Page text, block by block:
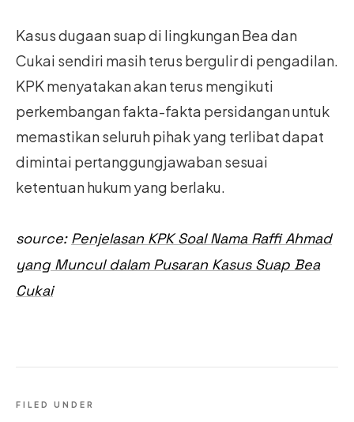
Kasus dugaan suap di lingkungan Bea dan
Cukai sendiri masih terus bergulir di pengadilan.
KPK menyatakan akan terus mengikuti
perkembangan fakta-fakta persidangan untuk
memastikan seluruh pihak yang terlibat dapat
dimintai pertanggungjawaban sesuai
ketentuan hukum yang berlaku.
source: Penjelasan KPK Soal Nama Raffi Ahmad
yang Muncul dalam Pusaran Kasus Suap Bea
Cukai
FILED UNDER